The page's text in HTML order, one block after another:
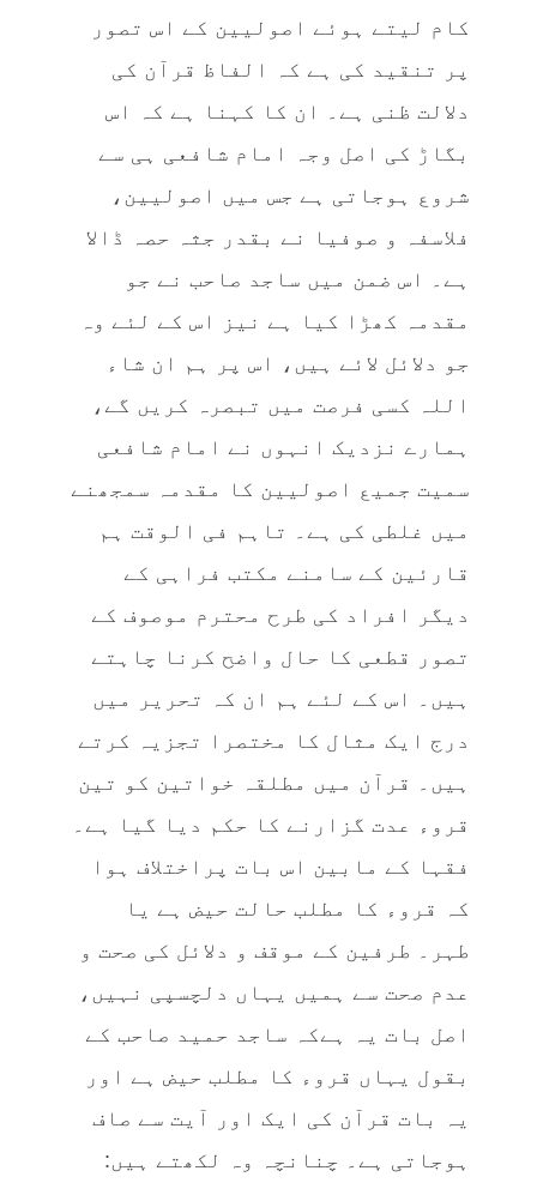
کام لیتے ہوئے اصولیین کے اس تصور
پر تنقید کی ہے کہ الفاظ قرآن کی
دلالت ظنی ہے۔ ان کا کہنا ہے کہ اس
بگاڑ کی اصل وجہ امام شافعی ہی سے
شروع ہوجاتی ہے جس میں اصولیین،
فلاسفہ و صوفیا نے بقدر جثہ حصہ ڈالا
ہے۔ اس ضمن میں ساجد صاحب نے جو
مقدمہ کھڑا کیا ہے نیز اس کے لئے وہ
جو دلائل لائے ہیں، اس پر ہم ان شاء
اللہ کسی فرصت میں تبصرہ کریں گے،
ہمارے نزدیک انہوں نے امام شافعی
سمیت جمیع اصولیین کا مقدمہ سمجھنے
میں غلطی کی ہے۔ تاہم فی الوقت ہم
قارئین کے سامنے مکتب فراہی کے
دیگر افراد کی طرح محترم موصوف کے
تصور قطعی کا حال واضح کرنا چاہتے
ہیں۔ اس کے لئے ہم ان کہ تحریر میں
درج ایک مثال کا مختصرا تجزیہ کرتے
ہیں۔ قرآن میں مطلقہ خواتین کو تین
قروء عدت گزارنے کا حکم دیا گیا ہے۔
فقہا کے مابین اس بات پراختلاف ہوا
کہ قروء کا مطلب حالت حیض ہے یا
طہر۔ طرفین کے موقف و دلائل کی صحت و
عدم صحت سے ہمیں یہاں دلچسپی نہیں،
اصل بات یہ ہےکہ ساجد حمید صاحب کے
بقول یہاں قروء کا مطلب حیض ہے اور
یہ بات قرآن کی ایک اور آیت سے صاف
ہوجاتی ہے۔ چنانچہ وہ لکھتے ہیں: